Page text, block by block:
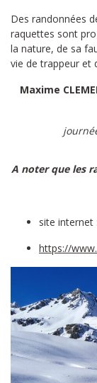
Des randonnées
raquettes sont
la nature, de sa
vie de trappeur et
Maxime
A noter que les
site internet :
https://